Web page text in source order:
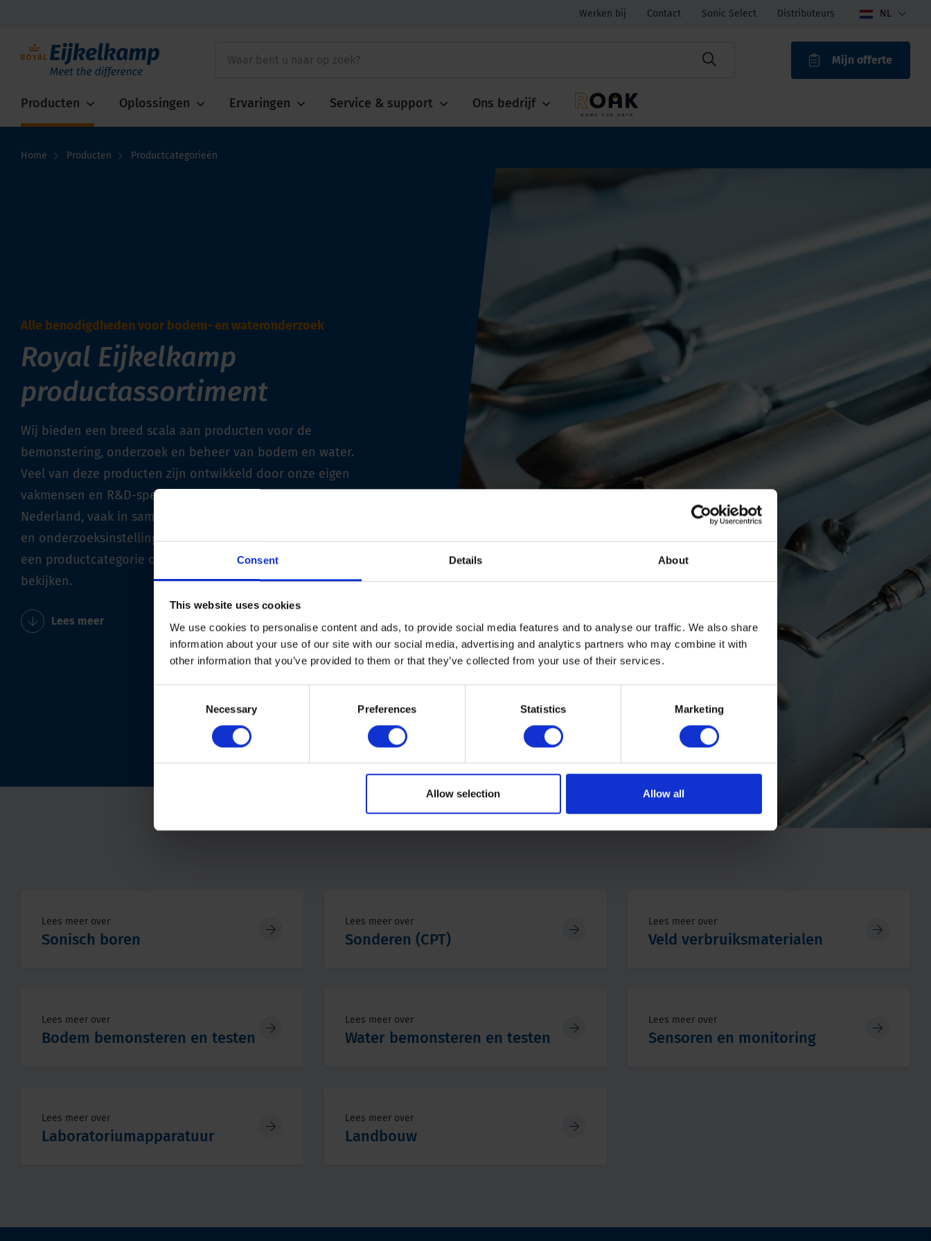
Consent Details About
This website uses cookies
We use cookies to personalise content and ads, to provide social media features and to analyse our traffic. We also share
information about your use of our site with our social media, advertising and analytics partners who may combine it with
other information that you’ve provided to them or that they’ve collected from your use of their services.
Necessary Preferences Statistics Marketing
Allow selection Allow all
Werken bij Contact Sonic Select Distributeurs NL
Mijn offerte
Producten Oplossingen Ervaringen Service & support Ons bedrijf
Home Producten Productcategorieën
Alle benodigdheden voor bodem- en wateronderzoek
Royal Eijkelkamp
productassortiment
Wij bieden een breed scala aan producten voor de
bemonstering, onderzoek en beheer van bodem en water.
Veel van deze producten zijn ontwikkeld door onze eigen
vakmensen en R&D-specialisten in onze vestigingen in
Nederland, vaak in samenwerking met klanten, onderwijs-
en onderzoeksinstellingen of lokale overheden. Selecteer
een productcategorie om het volledige assortiment te
bekijken.
Lees meer
Lees meer over
Sonisch boren
Lees meer over
Sonderen (CPT)
Lees meer over
Veld verbruiksmaterialen
Lees meer over
Bodem bemonsteren en testen
Lees meer over
Water bemonsteren en testen
Lees meer over
Sensoren en monitoring
Lees meer over
Laboratoriumapparatuur
Lees meer over
Landbouw